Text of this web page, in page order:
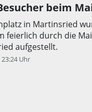
beim
in Martinsried
feierlich durch die
aufgestellt.
Uhr